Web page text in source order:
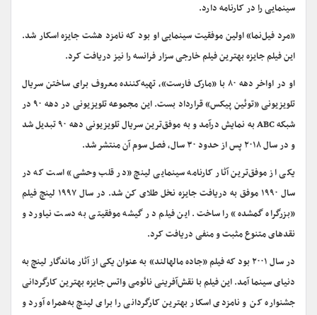
سینمایی را در کارنامه دارد.
«مرد فیل‌نما» اولین موفقیت سینمایی او بود که نامزد هشت جایزه اسکار شد.
این فیلم جایزه بهترین فیلم خارجی سزار فرانسه را نیز دریافت کرد.
او در اواخر دهه ۸۰ با «مارک فارست»، تهیه‌کننده معروف برای ساختن سریال
تلویزیونی «توئین پیکس» قرارداد بست. این مجموعه تلویزیونی در دهه ۹۰ در
شبکه ABC به نمایش درآمد و به موفق‌ترین سریال تلویزیونی دهه ۹۰ تبدیل شد
و در سال ۲۰۱۸ پس از حدود ۳۰ سال، فصل سوم آن منتشر شد.
یکی از موفق‌ترین آثار کارنامه سینمایی لینچ «در قلب وحشی» است که در
سال ۱۹۹۰ موفق به دریافت جایزه نخل طلای کن شد. در سال ۱۹۹۷ لینچ فیلم
«بزرگراه گمشده» را ساخت. این فیلم در گیشه موفقیتی به دست نیاورد و
نقدهای متنوع مثبت و منفی دریافت کرد.
در سال ۲۰۰۱ بود که فیلم «جاده مالهالند» به عنوان یکی از آثار ماندگار لینچ به
دنیای سینما آمد. این فیلم با نقش‌آفرینی نائومی واتس جایزه بهترین کارگردانی
جشنواره کن و نامزدی اسکار بهترین کارگردانی را برای لینچ به‌همراه آورد و